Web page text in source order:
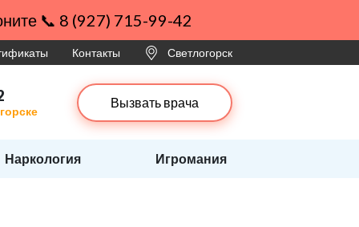
📞 8 (927) 715-99-42
Контакты Светлогорск
Вызвать врача
Наркология Игромания